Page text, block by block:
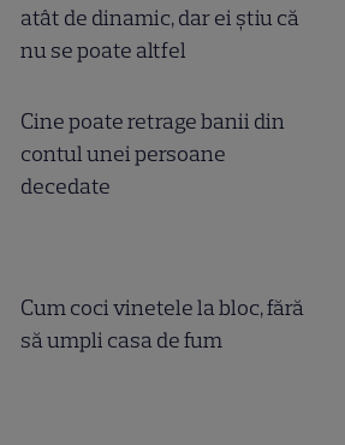
atât de dinamic, dar ei știu că
nu se poate altfel
Cine poate retrage banii din
contul unei persoane
decedate
Cum coci vinetele la bloc, fără
să umpli casa de fum